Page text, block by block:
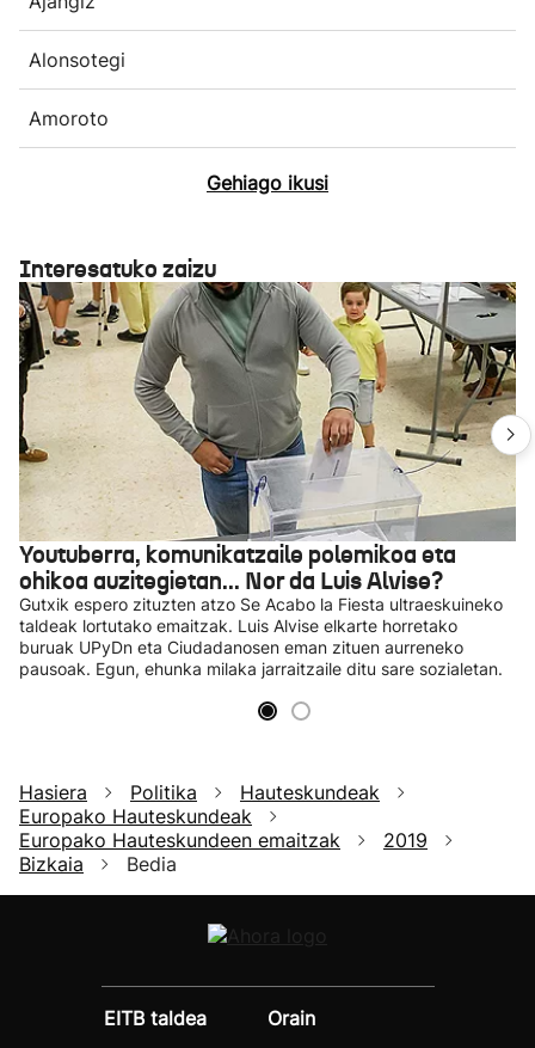
Alonsotegi
Amoroto
Gehiago ikusi
Interesatuko zaizu
Youtuberra, komunikatzaile polemikoa eta
ohikoa auzitegietan... Nor da Luis Alvise?
Gutxik espero zituzten atzo Se Acabo la Fiesta ultraeskuineko
taldeak lortutako emaitzak. Luis Alvise elkarte horretako
buruak UPyDn eta Ciudadanosen eman zituen aurreneko
pausoak. Egun, ehunka milaka jarraitzaile ditu sare sozialetan.
Hasiera Politika
Hauteskundeak
Europako Hauteskundeak
Europako Hauteskundeen emaitzak
2019
Bizkaia
Bedia
EITB taldea
Orain